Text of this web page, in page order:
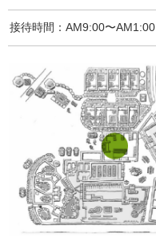
接待時間：AM9:00〜AM1:00